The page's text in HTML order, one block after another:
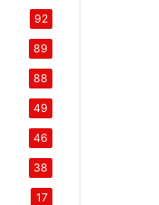
92
89
88
49
46
38
17